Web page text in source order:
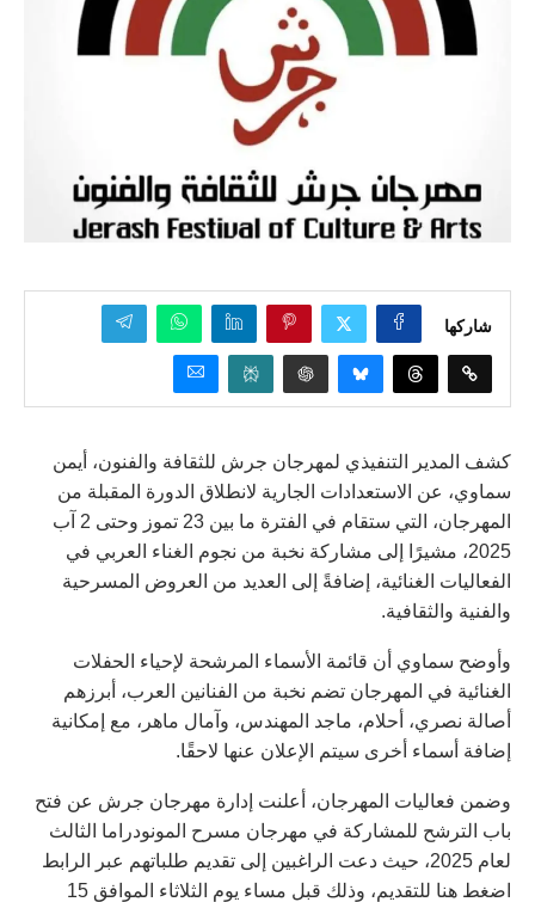
شاركها
كشف المدير التنفيذي لمهرجان جرش للثقافة والفنون، أيمن
سماوي، عن الاستعدادات الجارية لانطلاق الدورة المقبلة من
المهرجان، التي ستقام في الفترة ما بين 23 تموز وحتى 2 آب
2025، مشيرًا إلى مشاركة نخبة من نجوم الغناء العربي في
الفعاليات الغنائية، إضافةً إلى العديد من العروض المسرحية
والفنية والثقافية.
وأوضح سماوي أن قائمة الأسماء المرشحة لإحياء الحفلات
الغنائية في المهرجان تضم نخبة من الفنانين العرب، أبرزهم
أصالة نصري، أحلام، ماجد المهندس، وآمال ماهر، مع إمكانية
إضافة أسماء أخرى سيتم الإعلان عنها لاحقًا.
وضمن فعاليات المهرجان، أعلنت إدارة مهرجان جرش عن فتح
باب الترشح للمشاركة في مهرجان مسرح المونودراما الثالث
لعام 2025، حيث دعت الراغبين إلى تقديم طلباتهم عبر الرابط
اضغط هنا للتقديم، وذلك قبل مساء يوم الثلاثاء الموافق 15